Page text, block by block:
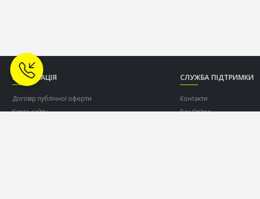
ІНФОРМАЦІЯ
Договір публічної оферти
Карта сайту
СЛУЖБА ПІДТРИМКИ
Контакти
Pay Online